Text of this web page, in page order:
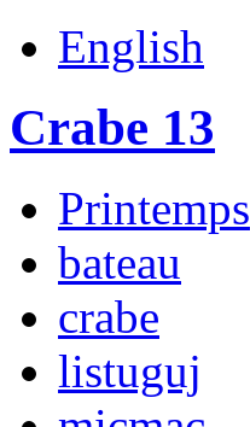
English
Crabe 13
Printemps
bateau
crabe
listuguj